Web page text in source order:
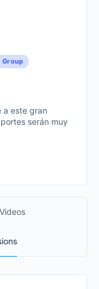
Group
a este gran
serán muy
Videos